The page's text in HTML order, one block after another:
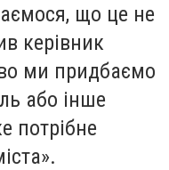
що це не
керівник
ми придбаємо
або інше
потрібне